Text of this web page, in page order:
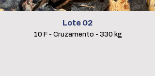
Lote 02
10 F - Cruzamento - 330 kg